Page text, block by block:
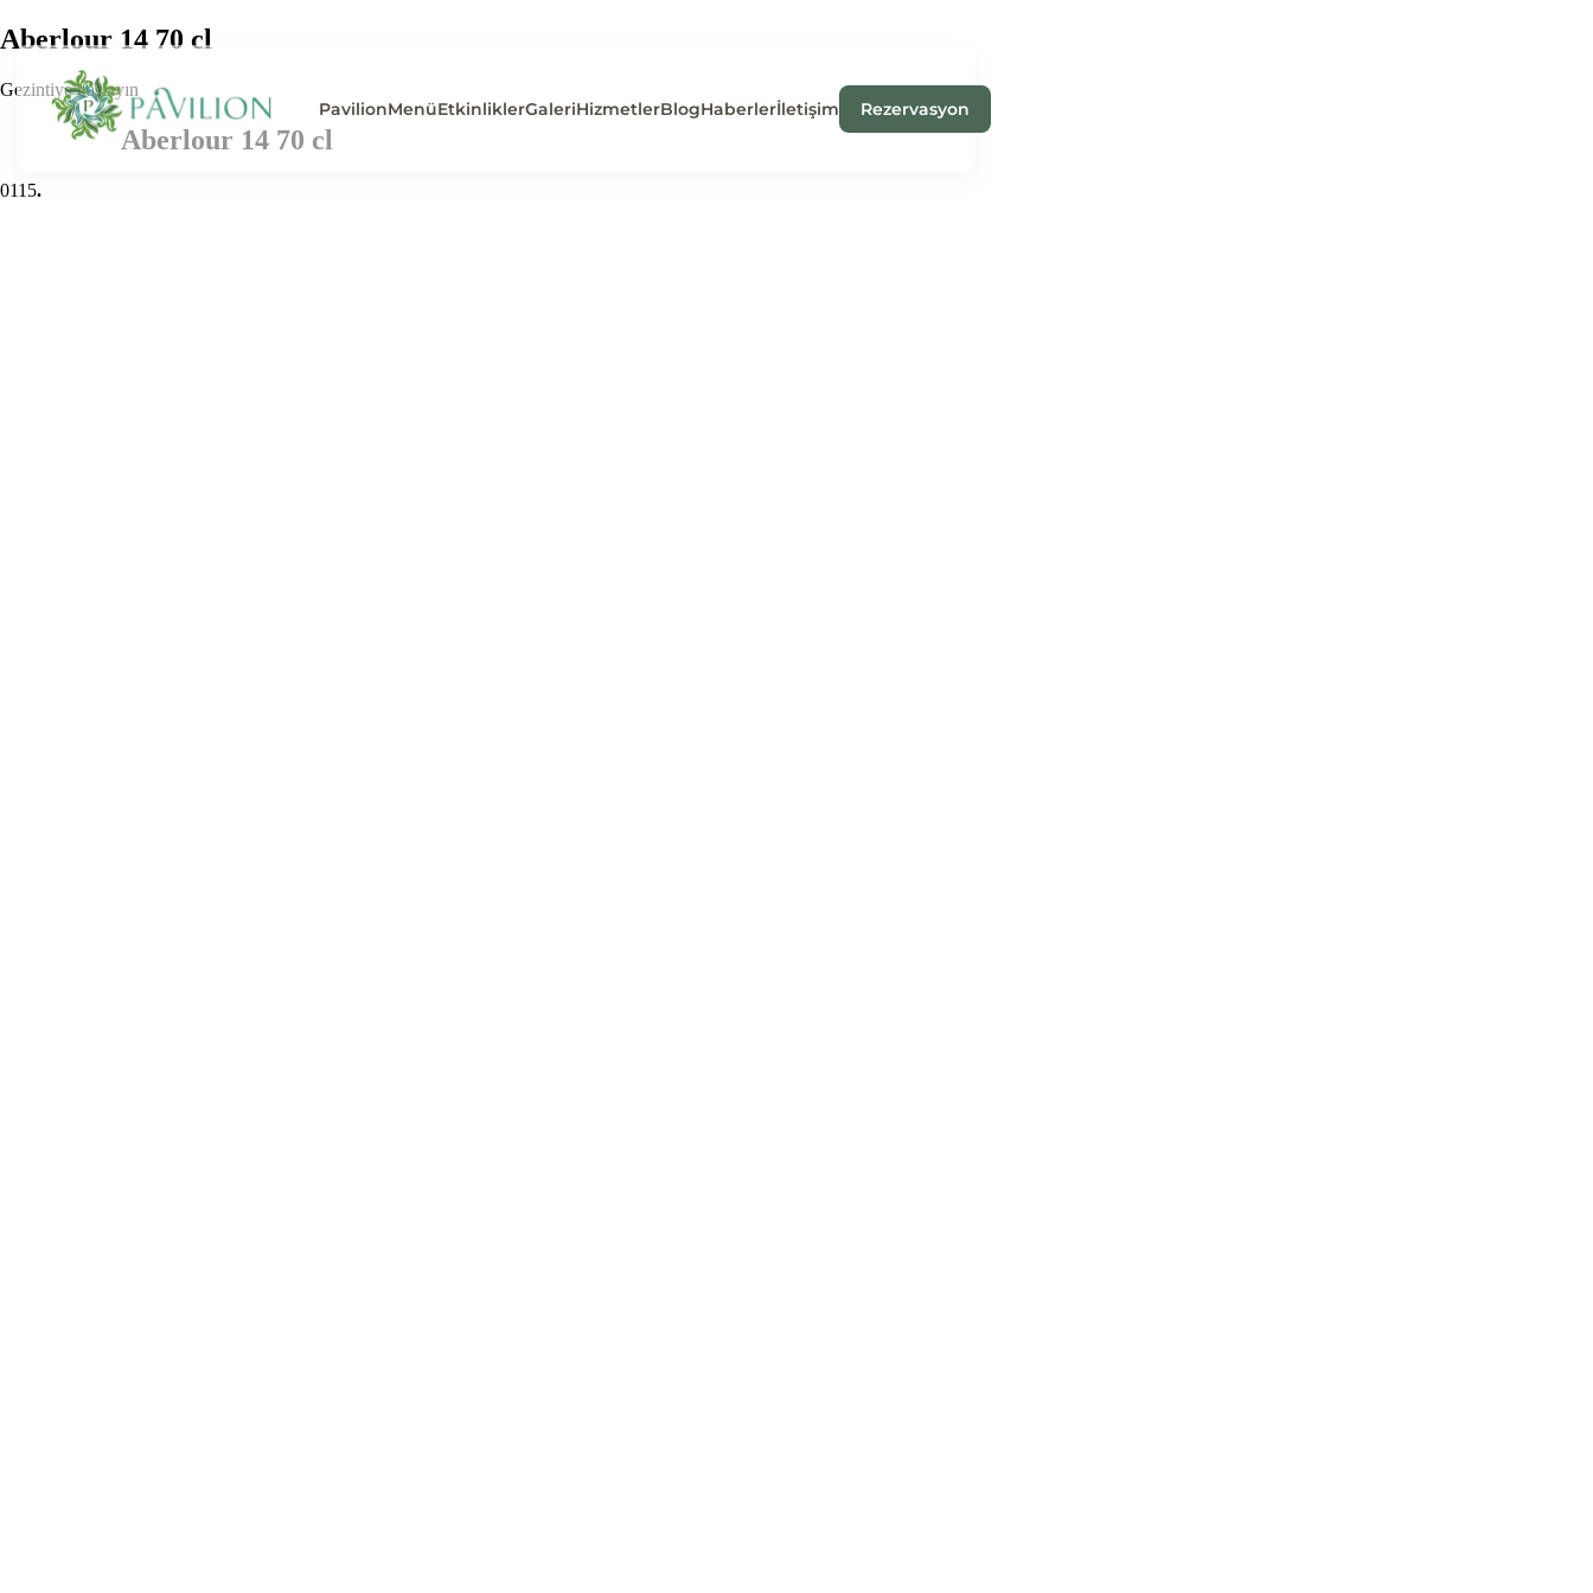
PavilionMenüEtkinliklerGaleriHizmetlerBlogHaberlerİletişim Rezervasyon
Aberlour 14 70 cl
Gezintiye başlayın
Aberlour 14 70 cl
0115.